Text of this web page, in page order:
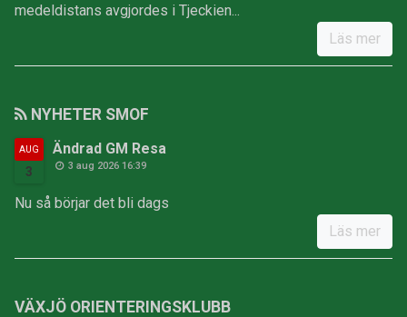
medeldistans avgjordes i Tjeckien...
Läs mer
NYHETER SMOF
AUG
3
Ändrad GM Resa
3 aug 2026 16:39
Nu så börjar det bli dags
Läs mer
VÄXJÖ ORIENTERINGSKLUBB